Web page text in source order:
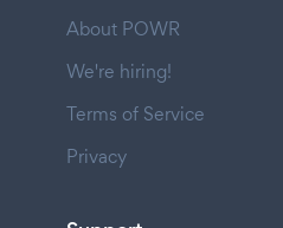
About POWR
We're hiring!
Terms of Service
Privacy